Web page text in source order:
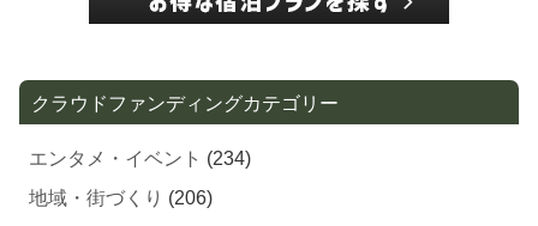
エンタメ・イベント(234)
地域・街づくり(206)
外食産業・フード(199)